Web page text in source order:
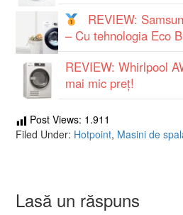
REVIEW:
– Cu tehnologia Eco
REVIEW: Whirlpool
mai mic preț!
Post Views: 1.911
Filed Under: Hotpoint, Masini de
Lasă un răspuns